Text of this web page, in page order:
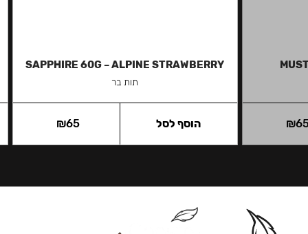
₪
SAPPHIRE 60G – ALPINE STRAWBERRY
תות בר
₪65 הוסף לסל